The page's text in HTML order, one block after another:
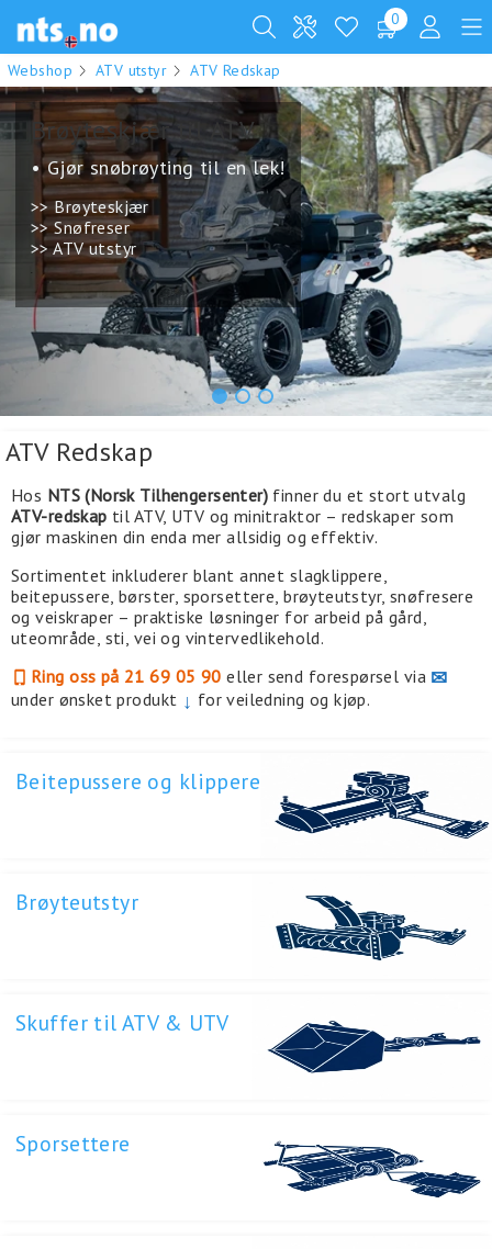
0
Webshop ATV utstyr ATV Redskap
Kjøp ny Polaris. Få med
utstyr!
Vi er spesialister på Polaris
ATV & UTV.
>> Se gjeldende kampanjer
>> Polaris ATV modeller
>> Polaris UTV modeller
>> Polarisdeler
.
1 2 3
ATV Redskap
Hos NTS (Norsk Tilhengersenter) finner du et stort utvalg
ATV-redskap til ATV, UTV og minitraktor – redskaper som
gjør maskinen din enda mer allsidig og effektiv.
Sortimentet inkluderer blant annet slagklippere,
beitepussere, børster, sporsettere, brøyteutstyr, snøfresere
og veiskraper – praktiske løsninger for arbeid på gård,
uteområde, sti, vei og vintervedlikehold.
Ring oss på 21 69 05 90 eller send forespørsel via ✉
under ønsket produkt ↓ for veiledning og kjøp.
Beitepussere og klippere
Brøyteutstyr
Skuffer til ATV & UTV
Sporsettere